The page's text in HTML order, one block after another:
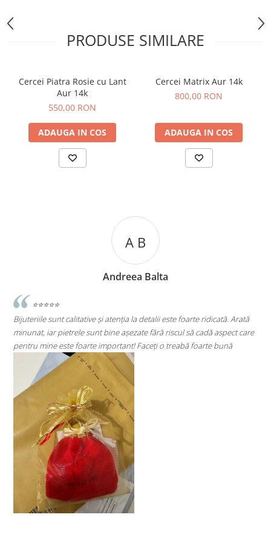
PRODUSE SIMILARE
Cercei Piatra Rosie cu Lant
Aur 14k
550,00 RON
ADAUGA IN COS
Cercei Matrix Aur 14k
800,00 RON
ADAUGA IN COS
foarte ridicată. Arată
să cadă aspect care
treabă foarte bună
⭐⭐⭐⭐⭐
Super mulțumită!! Sunt superbi cerceii!!!